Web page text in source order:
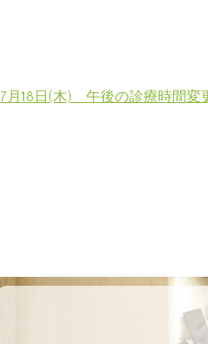
7月18日(木) 午後の診療時間変